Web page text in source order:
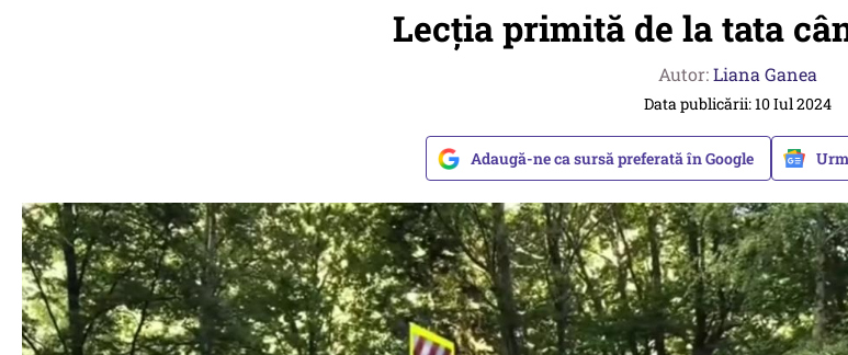
Lecția primită de la tata
Autor:Liana Ganea
Data publicării: 10 Iul 2024
Adaugă-ne ca sursă preferată în Google